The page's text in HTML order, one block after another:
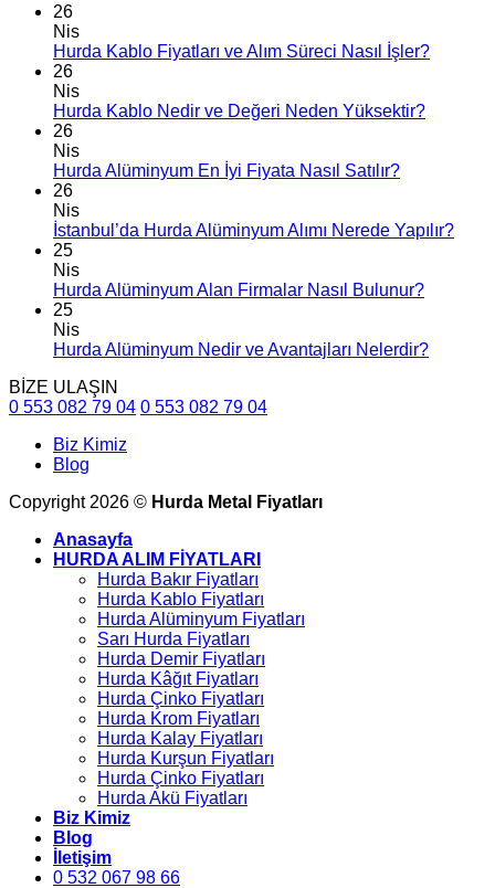
26
Nis
Hurda Kablo Fiyatları ve Alım Süreci Nasıl İşler?
26
Nis
Hurda Kablo Nedir ve Değeri Neden Yüksektir?
26
Nis
Hurda Alüminyum En İyi Fiyata Nasıl Satılır?
26
Nis
İstanbul’da Hurda Alüminyum Alımı Nerede Yapılır?
25
Nis
Hurda Alüminyum Alan Firmalar Nasıl Bulunur?
25
Nis
Hurda Alüminyum Nedir ve Avantajları Nelerdir?
BİZE ULAŞIN
0 553 082 79 04 0 553 082 79 04
Biz Kimiz
Blog
Copyright 2026 © Hurda Metal Fiyatları
Anasayfa
HURDA ALIM FİYATLARI
Hurda Bakır Fiyatları
Hurda Kablo Fiyatları
Hurda Alüminyum Fiyatları
Sarı Hurda Fiyatları
Hurda Demir Fiyatları
Hurda Kâğıt Fiyatları
Hurda Çinko Fiyatları
Hurda Krom Fiyatları
Hurda Kalay Fiyatları
Hurda Kurşun Fiyatları
Hurda Çinko Fiyatları
Hurda Akü Fiyatları
Biz Kimiz
Blog
İletişim
0 532 067 98 66